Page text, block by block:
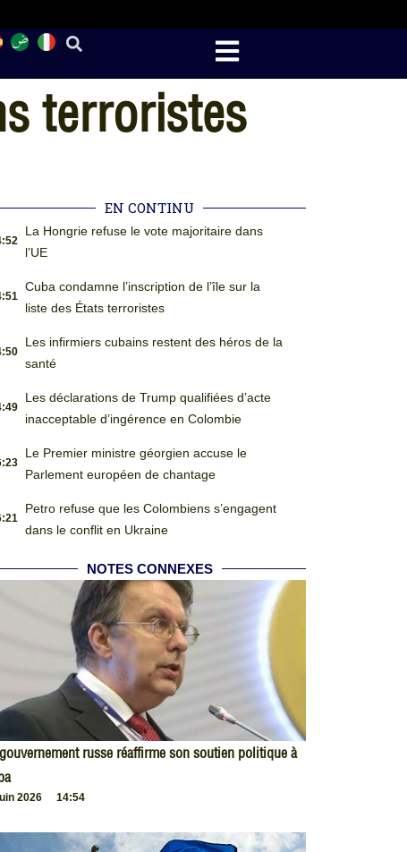
terroristes
EN CONTINU
La Hongrie refuse le vote majoritaire dans
l’UE
Cuba condamne l’inscription de l’île sur la
liste des États terroristes
Les infirmiers cubains restent des héros de la
santé
Les déclarations de Trump qualifiées d’acte
inacceptable d’ingérence en Colombie
Le Premier ministre géorgien accuse le
Parlement européen de chantage
Petro refuse que les Colombiens s’engagent
dans le conflit en Ukraine
NOTES CONNEXES
russe réaffirme son soutien politique à
2026 14:54